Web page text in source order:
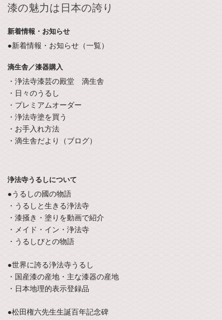
漆の魅力は日本の誇り
新着情報・お知らせ
●新着情報・お知らせ（一覧）
滴生舎／漆器購入
・浄法寺漆芸の殿堂 滴生舎
・日々のうるし
・プレミアムオーダー
・浄法寺塗を買う
・お手入れ方法
・滴生舎だより（ブログ）
浄法寺うるしについて
●うるしの國の物語
・うるしと生きる浄法寺
・漆掻き・塗りを動画で紹介
・メイド・イン・浄法寺
・うるしびとの物語
●世界に誇る浄法寺うるし
・国産漆の産地・主な漆器の産地
・日本地理的表示登録品
●松田権六先生生誕百年記念碑